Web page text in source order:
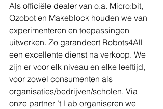
Als officiële dealer van o.a. Micro:bit,
Ozobot en Makeblock houden we van
experimenteren en toepassingen
uitwerken. Zo garandeert Robots4All
een excellente dienst na verkoop. We
zijn er voor elk niveau en elke leeftijd,
voor zowel consumenten als
organisaties/bedrijven/scholen. Via
onze partner ’t Lab organiseren we